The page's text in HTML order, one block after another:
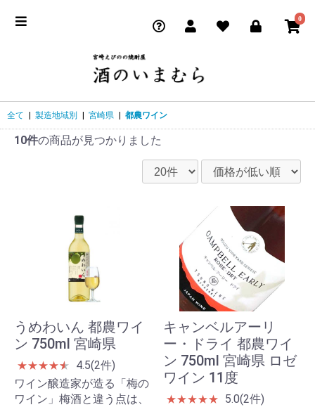
0
全て 製造地域別 宮崎県 都農ワイン
10件の商品が見つかりました
うめわいん 都農ワイ
ン 750ml 宮崎県
★★★★★
★
4.5(2件)
ワイン醸造家が造る「梅の
ワイン」梅酒と違う点は、
キャンベルアーリ
ー・ドライ 都農ワイ
ン 750ml 宮崎県 ロゼ
ワイン 11度
★★★★★
5.0(2件)